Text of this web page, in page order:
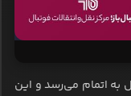
به اتمام می‌رسد و این